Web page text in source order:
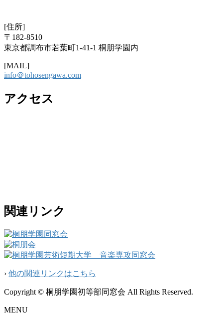
[住所]
〒182-8510
東京都調布市若葉町1-41-1 桐朋学園内
[MAIL]
info＠tohosengawa.com
アクセス
関連リンク
› 他の関連リンクはこちら
Copyright © 桐朋学園初等部同窓会 All Rights Reserved.
MENU